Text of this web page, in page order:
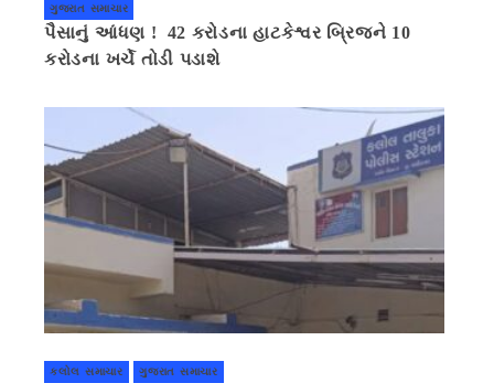
ગુજરાત સમાચાર
પૈસાનું આંધણ ! 42 કરોડના હાટકેશ્વર બ્રિજને 10
કરોડના ખર્ચે તોડી પડાશે
કલોલ સમાચાર ગુજરાત સમાચાર